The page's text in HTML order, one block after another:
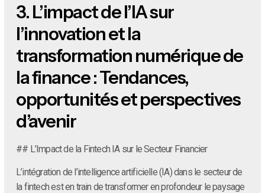
3.L’impact de l’IA sur
l’innovation et la
transformation numérique de
la finance : Tendances,
opportunités et perspectives
d’avenir
## L’Impact de la Fintech IA sur le Secteur Financier
L’intégration de l’intelligence artificielle (IA) dans le secteur de
la fintech est en train de transformer en profondeur le paysage